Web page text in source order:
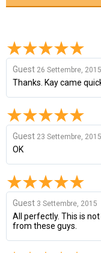
Guest 26 Settembre, 2015
Thanks. Kay came
Guest 23 Settembre, 2015
OK
Guest 3 Settembre, 2015
All perfectly. This is
from these guys.